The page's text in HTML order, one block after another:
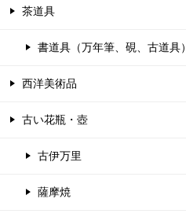
茶道具
書道具（万年筆、硯、古道具）
西洋美術品
古い花瓶・壺
古伊万里
薩摩焼